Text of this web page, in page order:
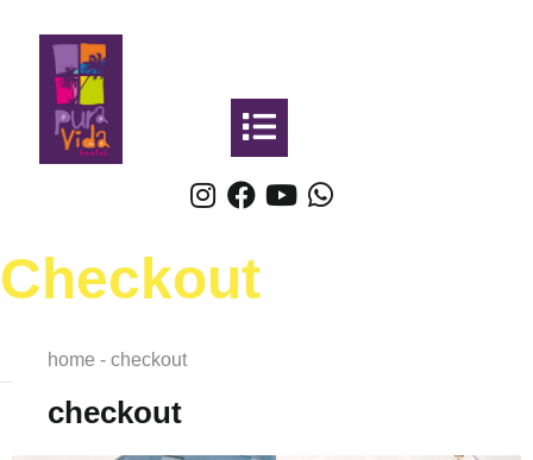
Checkout
home - checkout
checkout